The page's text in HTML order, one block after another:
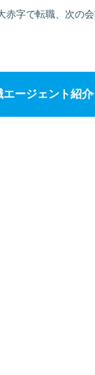
赤字で転職、次の
エージェント紹介